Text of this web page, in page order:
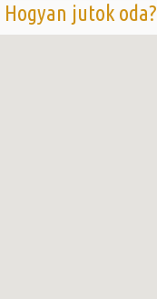
Hogyan jutok oda?